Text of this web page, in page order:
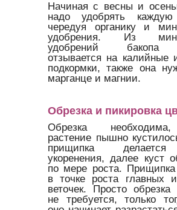
Начиная с весны и
надо удобрять
чередуя органику и
удобрения. Из
удобрений бакопа
отзывается на калийные
подкормки, также она
марганце и магнии.
Обрезка и пикировка
Обрезка
растение пышно
прищипка
укоренения, далее куст
по мере роста. Прищипка
в точке роста главных
веточек. Просто обрезка
не требуется, только